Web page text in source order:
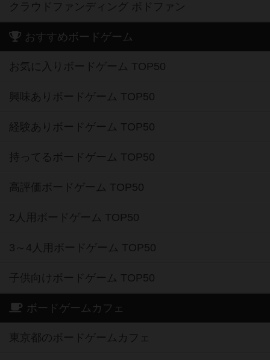
クラウドファンディング ボドファン
おすすめボードゲーム
お気に入りボードゲーム TOP50
興味ありボードゲーム TOP50
経験ありボードゲーム TOP50
持ってるボードゲーム TOP50
高評価ボードゲーム TOP50
2人用ボードゲーム TOP50
3～4人用ボードゲーム TOP50
子供向けボードゲーム TOP50
ボードゲームカフェ
東京都のボードゲームカフェ